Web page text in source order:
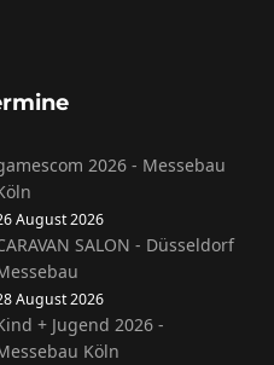
2026 - Messebau
August 2026
SALON - Düsseldorf
August 2026
+ Jugend 2026 -
Köln